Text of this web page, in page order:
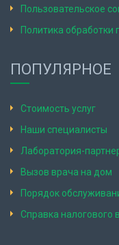
Пользовательское
Политика
ПОПУЛЯРНОЕ
Стоимость услуг
Наши специалисты
Лаборатория-
Вызов врача на дом
Порядок
Справка налогового